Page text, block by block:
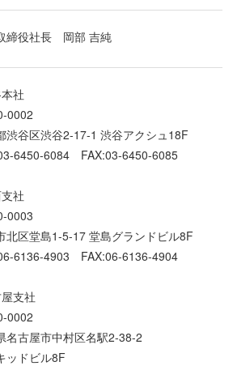
締役社長 岡部 吉純
社
0002
渋谷区渋谷2-17-1 渋谷アクシュ18F
6450-6084 FAX:03-6450-6085
社
0003
北区堂島1-5-17 堂島グランドビル8F
6136-4903 FAX:06-6136-4904
支社
0002
名古屋市中村区名駅2-38-2
ッドビル8F